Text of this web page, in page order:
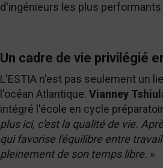
d'ingénieurs les plus
Un cadre de vie privilégié
L'ESTIA n'est pas seulement un
l'océan Atlantique. Vianney
intégré l'école en cycle
plus ici, c'est la qualité de vie.
qui favorise l'équilibre entre
pleinement de son temps libre. »